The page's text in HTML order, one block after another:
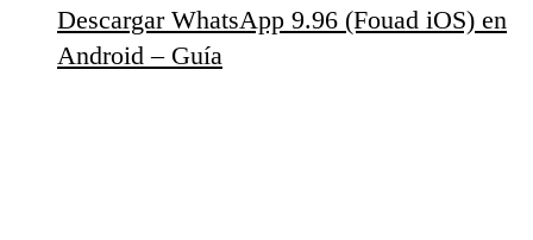
Descargar WhatsApp 9.96 (Fouad iOS) en
Android – Guía